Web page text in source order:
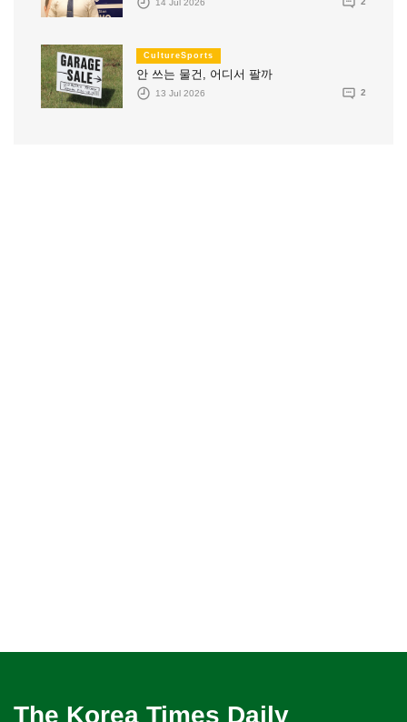
CultureSports
안 쓰는 물건, 어디서 팔까
13 Jul 2026 2
The Korea Times Daily